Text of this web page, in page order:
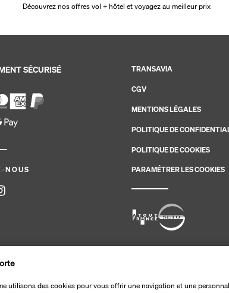
Découvrez nos offres vol + hôtel et voyagez au meilleur prix
SÉCURISÉ
NOUS
TRANSAVIA
CGV
MENTIONS LÉGALES
POLITIQUE DE
POLITIQUE DE COOKIES
PARAMÉTRER LES COOKIES
par PerfectStay.com en partenariat avec Transavia. Les ventes sont
utilisons des cookies pour vous offrir une navigation et une